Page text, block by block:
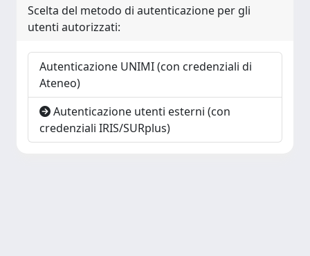
Scelta del metodo di autenticazione per gli
utenti autorizzati:
Autenticazione UNIMI (con credenziali di
Ateneo)
Autenticazione utenti esterni (con
credenziali IRIS/SURplus)